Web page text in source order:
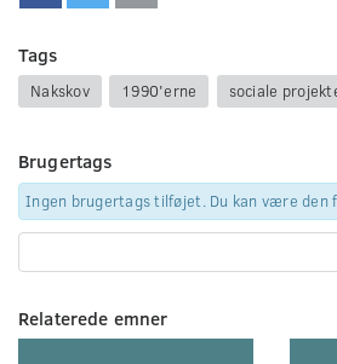
Tags
Nakskov 1990'erne sociale
Brugertags
Ingen brugertags tilføjet. Du kan være den
Relaterede emner